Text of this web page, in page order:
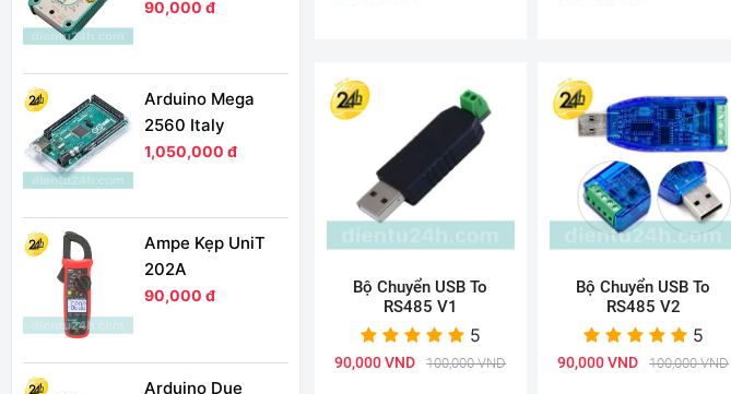
Bộ Chuyển USB To
RS485 V1
5
90,000 VND 100,000 VND
Bộ Chuyển USB To
RS485 V2
5
90,000 VND 100,000 VND
90,000 đ
Arduino Mega
2560 Italy
1,050,000 đ
Ampe Kẹp UniT
202A
90,000 đ
Arduino Due